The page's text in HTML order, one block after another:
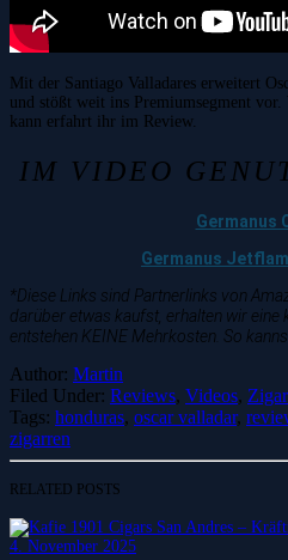
Mit der Santiago Valladares erweitert
und stößt weit ins Premiumsegment vor.
kann erfahrt ihr im Review.
IM VIDEO
Germanus
Germanus
*Diese Links sind Partnerlinks von
darüber etwas kaufst, erhalten wir eine
entstehen KEINE Mehrkosten. So
Author: Martin
Filed Under: Reviews, Videos,
Tags: honduras, oscar valladar,
zigarren
RELATED POSTS
4. November 2025